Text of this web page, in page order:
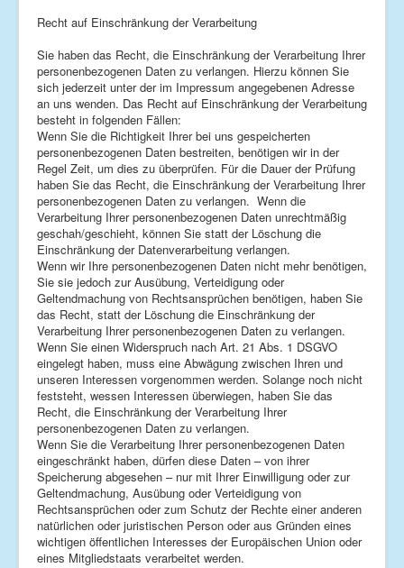
Recht auf Einschränkung der Verarbeitung
Sie haben das Recht, die Einschränkung der Verarbeitung Ihrer
personenbezogenen Daten zu verlangen. Hierzu können Sie
sich jederzeit unter der im Impressum angegebenen Adresse
an uns wenden. Das Recht auf Einschränkung der Verarbeitung
besteht in folgenden Fällen:
Wenn Sie die Richtigkeit Ihrer bei uns gespeicherten
personenbezogenen Daten bestreiten, benötigen wir in der
Regel Zeit, um dies zu überprüfen. Für die Dauer der Prüfung
haben Sie das Recht, die Einschränkung der Verarbeitung Ihrer
personenbezogenen Daten zu verlangen. Wenn die
Verarbeitung Ihrer personenbezogenen Daten unrechtmäßig
geschah/geschieht, können Sie statt der Löschung die
Einschränkung der Datenverarbeitung verlangen.
Wenn wir Ihre personenbezogenen Daten nicht mehr benötigen,
Sie sie jedoch zur Ausübung, Verteidigung oder
Geltendmachung von Rechtsansprüchen benötigen, haben Sie
das Recht, statt der Löschung die Einschränkung der
Verarbeitung Ihrer personenbezogenen Daten zu verlangen.
Wenn Sie einen Widerspruch nach Art. 21 Abs. 1 DSGVO
eingelegt haben, muss eine Abwägung zwischen Ihren und
unseren Interessen vorgenommen werden. Solange noch nicht
feststeht, wessen Interessen überwiegen, haben Sie das
Recht, die Einschränkung der Verarbeitung Ihrer
personenbezogenen Daten zu verlangen.
Wenn Sie die Verarbeitung Ihrer personenbezogenen Daten
eingeschränkt haben, dürfen diese Daten – von ihrer
Speicherung abgesehen – nur mit Ihrer Einwilligung oder zur
Geltendmachung, Ausübung oder Verteidigung von
Rechtsansprüchen oder zum Schutz der Rechte einer anderen
natürlichen oder juristischen Person oder aus Gründen eines
wichtigen öffentlichen Interesses der Europäischen Union oder
eines Mitgliedstaats verarbeitet werden.